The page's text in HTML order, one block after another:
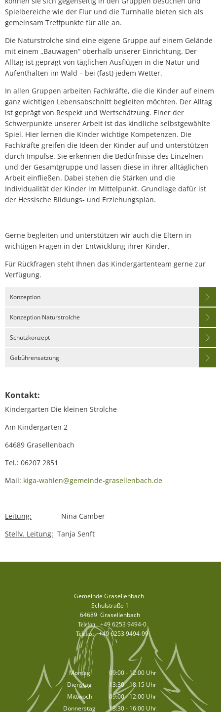
Spielbereiche wie der Flur und die Turnhalle bieten sich als
gemeinsam Treffpunkte für alle an.
Die Naturstrolche sind eine eigene Gruppe auf einem Gelände
mit einem „Bauwagen“ oberhalb unserer Einrichtung. Der
Alltag ist geprägt von täglichen Ausflügen in die Natur und
Aufenthalten im Wald – bei (fast) jedem Wetter.
In allen Gruppen arbeiten Fachkräfte, die die Kinder auf einem
ganz wichtigen Lebensabschnitt begleiten möchten. Der Alltag
ist geprägt von Respekt und Wertschätzung. Einer der
Schwerpunkte unserer Arbeit ist das kindliche selbstgewählte
Spiel. Hier lernen die Kinder wichtige Kompetenzen. Die
Fachkräfte greifen die Ideen der Kinder auf und unterstützen
durch Impulse. Sie erkennen die Bedürfnisse des Einzelnen
und der Gesamtgruppe und lassen diese in ihrer alltäglichen
Arbeit einfließen. Dabei stehen die Stärken und die
Individualität der Kinder im Mittelpunkt. Grundlage dafür ist
der Hessische Bildungs- und Erziehungsplan.
Gerne begleiten und unterstützen wir auch die Eltern in
wichtigen Fragen in der Entwicklung ihrer Kinder.
Für Rückfragen steht Ihnen das Kindergartenteam gerne zur
Verfügung.
Konzeption
Konzeption Naturstrolche
Schutzkonzept
Gebührensatzung
Kontakt:
Kindergarten Die kleinen Strolche
Am Kindergarten 2
64689 Grasellenbach
Tel.: 06207 2851
Mail: kiga-wahlen@gemeinde-grasellenbach.de
Leitung: Nina Camber
Stellv. Leitung: Tanja Senft
Gemeinde Grasellenbach
Schulstraße 1
64689 Grasellenbach
+49 6253 9494-0
+49 6253 9494-99
Montag 09:00- 12:00 Uhr
Von 09:00 bis 12:00 Uhr
Dienstag 13:30-18:15 Uhr
Von 13:30 bis 18:15 Uhr
Mittwoch 09:00-12:00 Uhr
Von 09:00 bis 12:00 Uhr
Donnerstag 13:30- 16:00 Uhr